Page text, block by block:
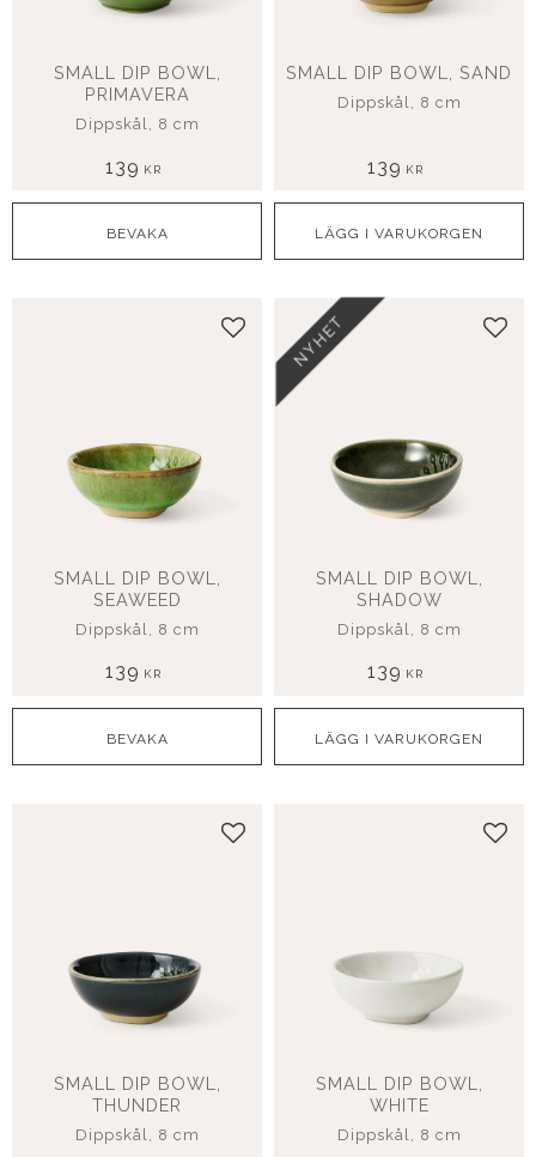
SMALL DIP BOWL,
PRIMAVERA
Dippskål, 8 cm
139 KR
SMALL DIP BOWL, SAND
Dippskål, 8 cm
139 KR
SMALL DIP BOWL,
SEAWEED
Dippskål, 8 cm
139 KR
Lägg till i favoriter
SMALL DIP BOWL,
SHADOW
Dippskål, 8 cm
139 KR
NYHET
SMALL DIP BOWL,
THUNDER
Dippskål, 8 cm
Lägg till i favoriter
SMALL DIP BOWL,
WHITE
Dippskål, 8 cm